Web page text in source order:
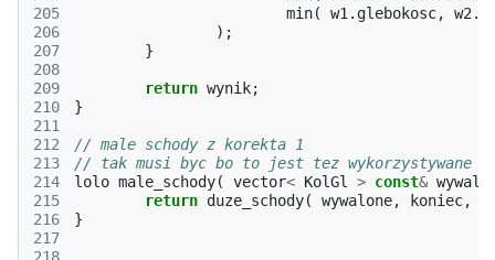
205
206
207
208
209
210
211
212
213
214
215
216
217
min( w1 . glebokosc, w2 .
);
}
return wynik;
}
// male schody z korekta 1
// tak musi byc bo to jest tez wykorzystywane
lolo male_schody( vector< KolGl > const&
return duze_schody( wywalone, koniec,
}